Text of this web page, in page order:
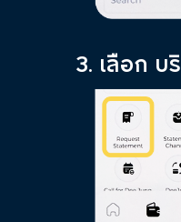
3. เลือก บ